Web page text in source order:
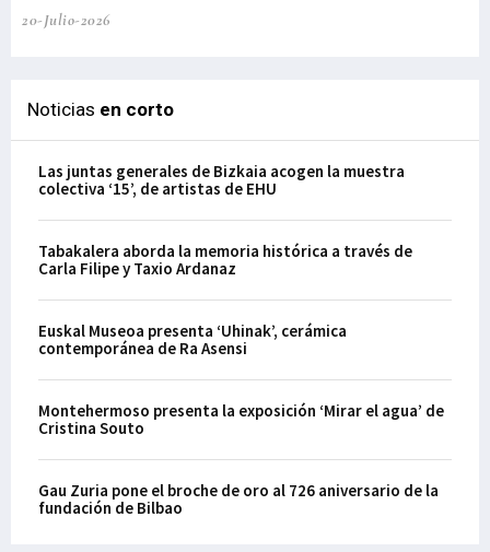
20-Julio-2026
Noticias en corto
Las juntas generales de Bizkaia acogen la muestra
colectiva ‘15’, de artistas de EHU
Tabakalera aborda la memoria histórica a través de
Carla Filipe y Taxio Ardanaz
Euskal Museoa presenta ‘Uhinak’, cerámica
contemporánea de Ra Asensi
Montehermoso presenta la exposición ‘Mirar el agua’ de
Cristina Souto
Gau Zuria pone el broche de oro al 726 aniversario de la
fundación de Bilbao